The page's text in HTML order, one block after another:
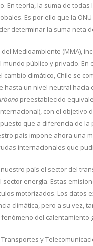
En teoría, la suma de
Es por ello que la
determinar la suma neta
Medioambiente (MMA),
público y privado.
cambio climático, Chile se
un nivel neutral hacia
preestablecido
con el objetivo
que a diferencia de
país impone ahora
internacionales que
país el sector del
sector energía. Estas
motorizados. Los
climática, pero a su vez,
del calentamiento
y